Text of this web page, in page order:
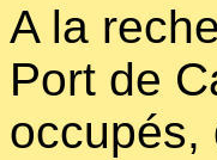
A la
Port de
occupés,